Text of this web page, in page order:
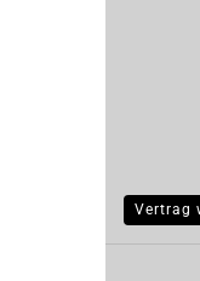
Vertrag